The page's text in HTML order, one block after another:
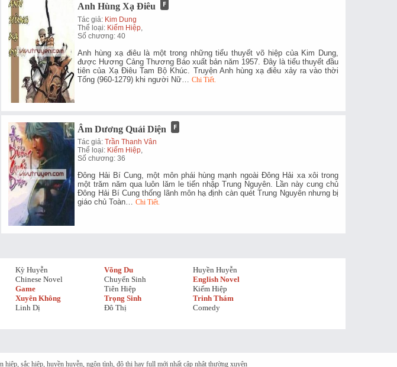
Anh Hùng Xạ Điêu
Tác giả: Kim Dung
Thể loại: Kiếm Hiệp
Số chương: 40
Anh hùng xạ điêu là một trong những tiểu thuyết võ hiệp của Kim Dung,
được Hương Cảng Thương Báo xuất bản năm 1957. Đây là tiểu thuyết đầu
tiên của Xạ Điêu Tam Bộ Khúc. Truyện Anh hùng xạ điêu xảy ra vào thời
Tống (960-1279) khi người Nữ…Chi Tiết.
Âm Dương Quái Diện
Tác giả:Trần Thanh Vân
Thể loại: Kiếm Hiệp,
Số chương: 36
Đông Hải Bí Cung, một môn phái hùng mạnh ngoài Đông Hải xa xôi trong
một trăm năm qua luôn lăm le tiến nhập Trung Nguyên. Lần này cung chủ
Đông Hải Bí Cung thống lãnh môn hạ định càn quét Trung Nguyên nhưng bị
giáo chủ Toàn…Chi Tiết.
Kỳ Huyễn Võng Du
Huyền Huyễn
Chinese Novel Chuyển Sinh
English Novel
Game Tiên Hiệp
Kiếm Hiệp
Xuyên Không Trọng Sinh
Trinh Thám
Linh Dị Đô Thị
Comedy
sắc hiệp, huyền huyễn, ngôn tình, đô thị hay full mới nhất cập nhật thường xuyên